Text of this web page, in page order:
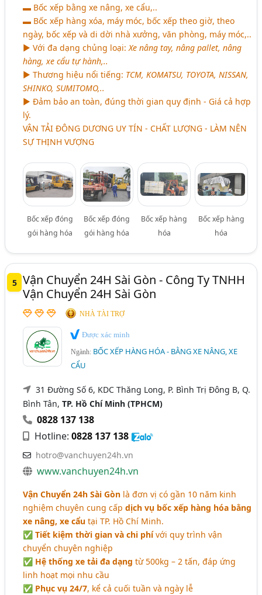
▬ Bốc xếp bằng xe nâng, xe cẩu,..
▬ Bốc xếp hàng xóa, máy móc, bốc xếp theo giờ, theo
ngày, bốc xếp và di dời nhà xưởng, văn phòng, máy móc,..
► Với đa dạng chủng loại:Xe nâng tay, nâng pallet, nâng
hàng, xe cẩu tự hành,..
► Thương hiệu nổi tiếng: TCM, KOMATSU, TOYOTA, NISSAN,
SHINKO, SUMITOMO,..
► Đảm bảo an toàn, đúng thời gian quy định - Giá cả hợp
lý.
VẬN TẢI ĐÔNG DƯƠNG UY TÍN - CHẤT LƯỢNG - LÀM NÊN
SỰ THỊNH VƯỢNG
Bốc xếp đóng
gói hàng hóa
Bốc xếp đóng
gói hàng hóa
Bốc xếp hàng
hóa
Bốc xếp hàng
hóa
5 Vận Chuyển 24H Sài Gòn - Công Ty TNHH
Vận Chuyển 24H Sài Gòn
NHÀ TÀI TRỢ
Được xác minh
Ngành: BỐC XẾP HÀNG HÓA - BẰNG XE NÂNG, XE
CẨU
31 Đường Số 6, KDC Thăng Long, P. Bình Trị Đông B, Q.
Bình Tân,TP. Hồ Chí Minh (TPHCM)
0828 137 138
Hotline:0828 137 138
hotro@vanchuyen24h.vn
www.vanchuyen24h.vn
Vận Chuyển 24h Sài Gòn là đơn vị có gần 10 năm kinh
nghiệm chuyên cung cấpdịch vụ bốc xếp hàng hóa bằng
xe nâng, xe cẩu tại TP. Hồ Chí Minh.
✅Tiết kiệm thời gian và chi phívới quy trình vận
chuyển chuyên nghiệp
✅ Hệ thống xe tải đa dạng từ 500kg – 2 tấn, đáp ứng
linh hoạt mọi nhu cầu
✅ Phục vụ 24/7, kể cả cuối tuần và ngày lễ